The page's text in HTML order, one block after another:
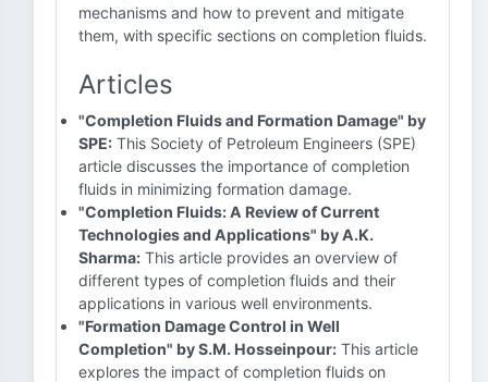
mechanisms and how to prevent and mitigate
them, with specific sections on completion fluids.
Articles
"Completion Fluids and Formation Damage" by
SPE: This Society of Petroleum Engineers (SPE)
article discusses the importance of completion
fluids in minimizing formation damage.
"Completion Fluids: A Review of Current
Technologies and Applications" by A.K.
Sharma: This article provides an overview of
different types of completion fluids and their
applications in various well environments.
"Formation Damage Control in Well
Completion" by S.M. Hosseinpour: This article
explores the impact of completion fluids on